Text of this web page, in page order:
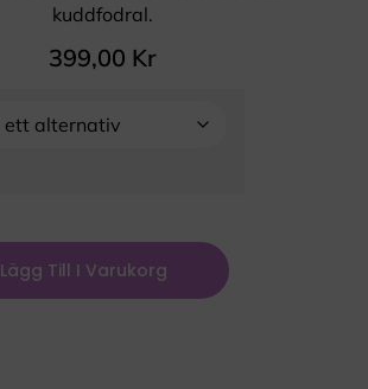
kuddfodral.
399,00 Kr
Lägg Till I Varukorg